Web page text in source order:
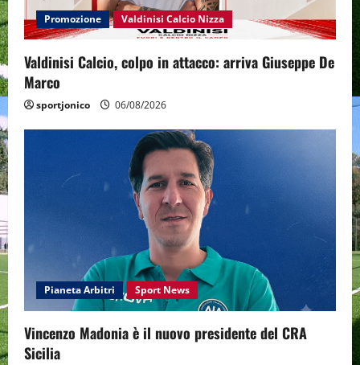
Promozione Valdinisi Calcio Nizza
Valdinisi Calcio, colpo in attacco: arriva Giuseppe De
Marco
sportjonico 06/08/2026
Pianeta Arbitri Sport News
Vincenzo Madonia è il nuovo presidente del CRA
Sicilia